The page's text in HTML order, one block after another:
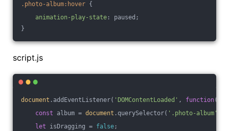
.photo-album:hover {
animation-play-state : paused;
}
script.js
document .addEventListener( 'DOMContentLoaded' , function(
const album = document .querySelector( '.photo-album'
let isDragging = false;